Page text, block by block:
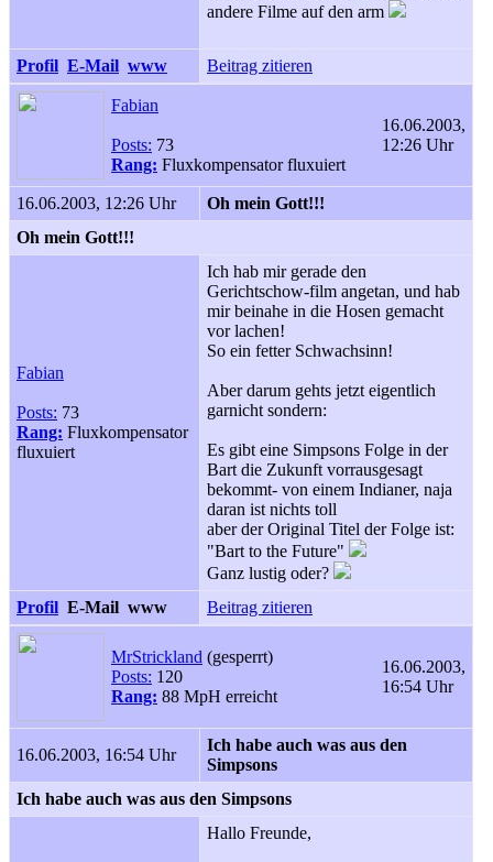
andere Filme auf den arm
Profil E-Mail www Beitrag zitieren
Fabian
Posts: 73
Rang: Fluxkompensator fluxuiert
16.06.2003,
12:26 Uhr
16.06.2003, 12:26 Uhr
Oh mein Gott!!!
Oh mein Gott!!!
Fabian
Posts: 73
Rang: Fluxkompensator
fluxuiert
Ich hab mir gerade den
Gerichtschow-film angetan, und hab
mir beinahe in die Hosen gemacht
vor lachen!
So ein fetter Schwachsinn!
Aber darum gehts jetzt eigentlich
garnicht sondern:
Es gibt eine Simpsons Folge in der
Bart die Zukunft vorrausgesagt
bekommt- von einem Indianer, naja
daran ist nichts toll
aber der Original Titel der Folge ist:
"Bart to the Future"
Ganz lustig oder?
Profil E-Mail www Beitrag zitieren
MrStrickland (gesperrt)
Posts: 120
Rang: 88 MpH erreicht
16.06.2003,
16:54 Uhr
16.06.2003, 16:54 Uhr
Ich habe auch was aus den
Simpsons
Ich habe auch was aus den Simpsons
Hallo Freunde,